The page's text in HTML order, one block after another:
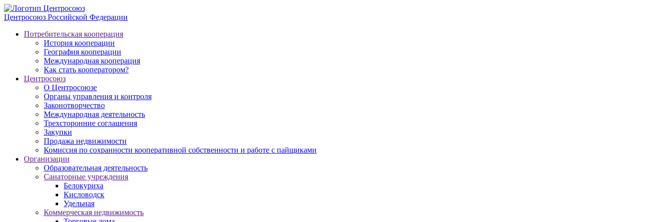
Центросоюз Российской Федерации
Потребительская кооперация
История кооперации
География кооперации
Международная кооперация
Как стать кооператором?
Центросоюз
О Центросоюзе
Органы управления и контроля
Законотворчество
Международная деятельность
Трехсторонние соглашения
Закупки
Продажа недвижимости
Комиссия по сохранности кооперативной собственности и работе с пайщиками
Организации
Образовательная деятельность
Санаторные учреждения
Белокуриха
Кисловодск
Удельная
Коммерческая недвижимость